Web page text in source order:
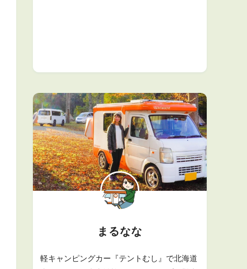
まるなな
軽キャンピングカー『テントむし』で北海道